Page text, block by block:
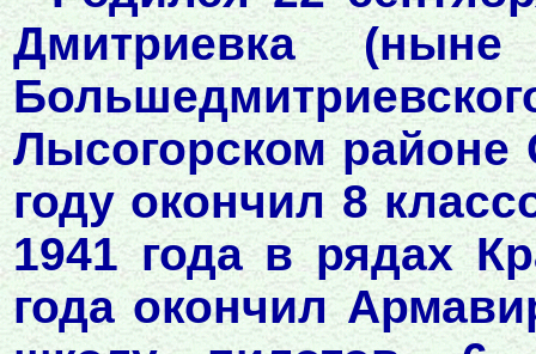
Дмитриевка (ныне
Лысогорском районе
году окончил 8
1941 года в рядах
года окончил